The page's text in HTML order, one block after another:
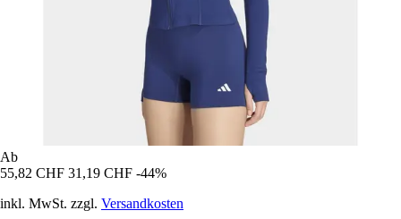
Ab
55,82 CHF 31,19 CHF -44%
inkl. MwSt. zzgl. Versandkosten